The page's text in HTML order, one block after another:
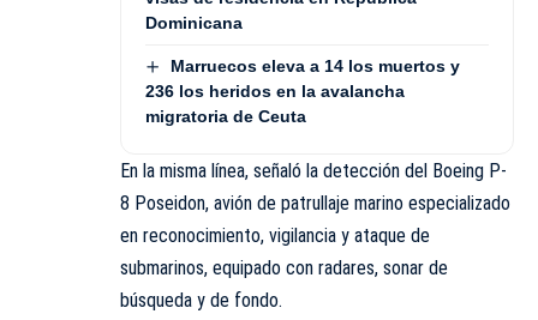
Dominicana
Marruecos eleva a 14 los muertos y
236 los heridos en la avalancha
migratoria de Ceuta
En la misma línea, señaló la detección del Boeing P-
8 Poseidon, avión de patrullaje marino especializado
en reconocimiento, vigilancia y ataque de
submarinos, equipado con radares, sonar de
búsqueda y de fondo.